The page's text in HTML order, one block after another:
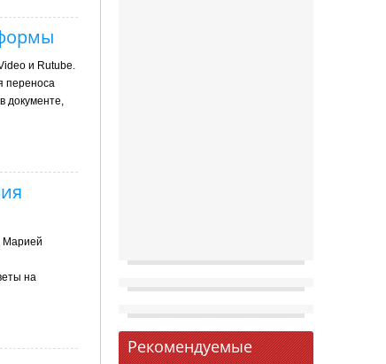
и Rutubе.
переноса
документе,
Марией
на
Рекомендуемые